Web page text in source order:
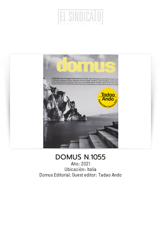
DOMUS N.1055
Año: 2021
Ubicación: Italia
Domus Editorial, Guest editor: Tadao Ando